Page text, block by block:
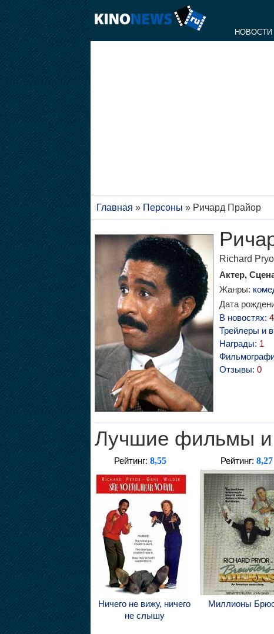
НОВОСТИ
Главная » Персоны » Ричард Прайор
Richard
Актер,
Жанры:
Дата
В новостях: 4
Трейлеры и
Награды: 1
Отзывы: 0
Лучшие фильмы и
Рейтинг: 8,55
Ничего не вижу, ничего
не слышу
Рейтинг: 8,27
Миллионы